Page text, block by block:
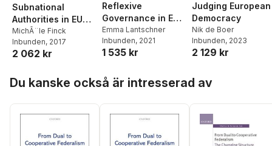
Subnational
Authorities in EU
Law
MichÃ¨le Finck
Inbunden, 2017
2 062 kr
Reflexive
Governance in EU
Equality Law
Emma Lantschner
Inbunden, 2021
1 535 kr
Judging European
Democracy
Nik de Boer
Inbunden, 2023
2 129 kr
Du kanske också är intresserad av